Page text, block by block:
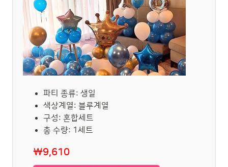
파티 종류: 생일
색상계열: 블루계열
구성: 혼합세트
총 수량: 1세트
₩9,610